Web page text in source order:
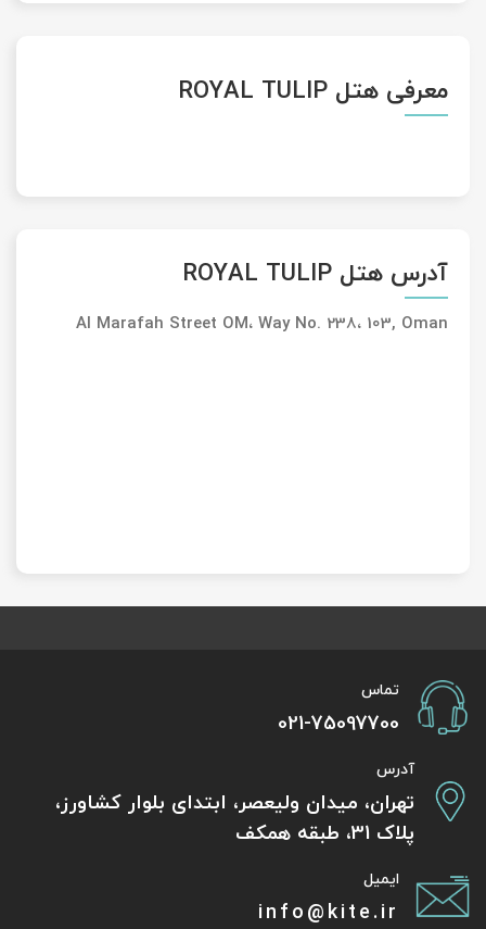
معرفی هتل ROYAL TULIP
آدرس هتل ROYAL TULIP
Al Marafah Street OM، Way No. 238، 103, Oman
تماس
021-75097700
آدرس
تهران، میدان ولیعصر، ابتدای بلوار کشاورز،
پلاک 31، طبقه همکف
ایمیل
info@kite.ir